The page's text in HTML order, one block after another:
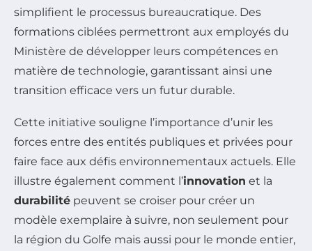
simplifient le processus bureaucratique. Des
formations ciblées permettront aux employés du
Ministère de développer leurs compétences en
matière de technologie, garantissant ainsi une
transition efficace vers un futur durable.
Cette initiative souligne l’importance d’unir les
forces entre des entités publiques et privées pour
faire face aux défis environnementaux actuels. Elle
illustre également comment l’innovation et la
durabilité peuvent se croiser pour créer un
modèle exemplaire à suivre, non seulement pour
la région du Golfe mais aussi pour le monde entier,